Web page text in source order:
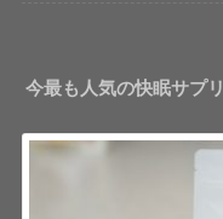
今最も人気の快眠サプリ